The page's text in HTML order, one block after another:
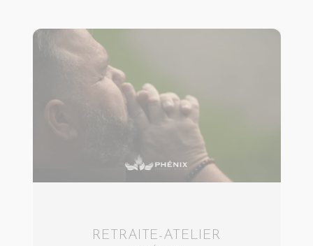
RETRAITE-ATELIER